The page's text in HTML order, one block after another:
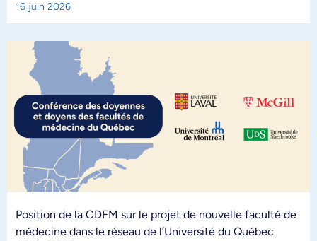
16 juin 2026
Position de la CDFM sur le projet de nouvelle faculté de
médecine dans le réseau de l’Université du Québec